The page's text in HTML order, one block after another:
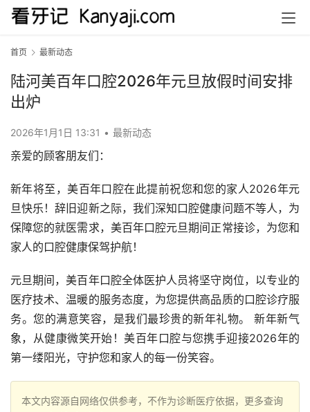
首页 最新动态
陆河美百年口腔2026年元旦放假时间安排
出炉
2026年1月1日 13:31 • 最新动态
亲爱的顾客朋友们：
新年将至，美百年口腔在此提前祝您和您的家人2026年元
旦快乐！辞旧迎新之际，我们深知口腔健康问题不等人，为
保障您的就医需求，美百年口腔元旦期间正常接诊，为您和
家人的口腔健康保驾护航！
元旦期间，美百年口腔全体医护人员将坚守岗位，以专业的
医疗技术、温暖的服务态度，为您提供高品质的口腔诊疗服
务。您的满意笑容，是我们最珍贵的新年礼物。 新年新气
象，从健康微笑开始！美百年口腔与您携手迎接2026年的
第一缕阳光，守护您和家人的每一份笑容。
本文内容源自网络仅供参考，不作为诊断医疗依据，更多查询